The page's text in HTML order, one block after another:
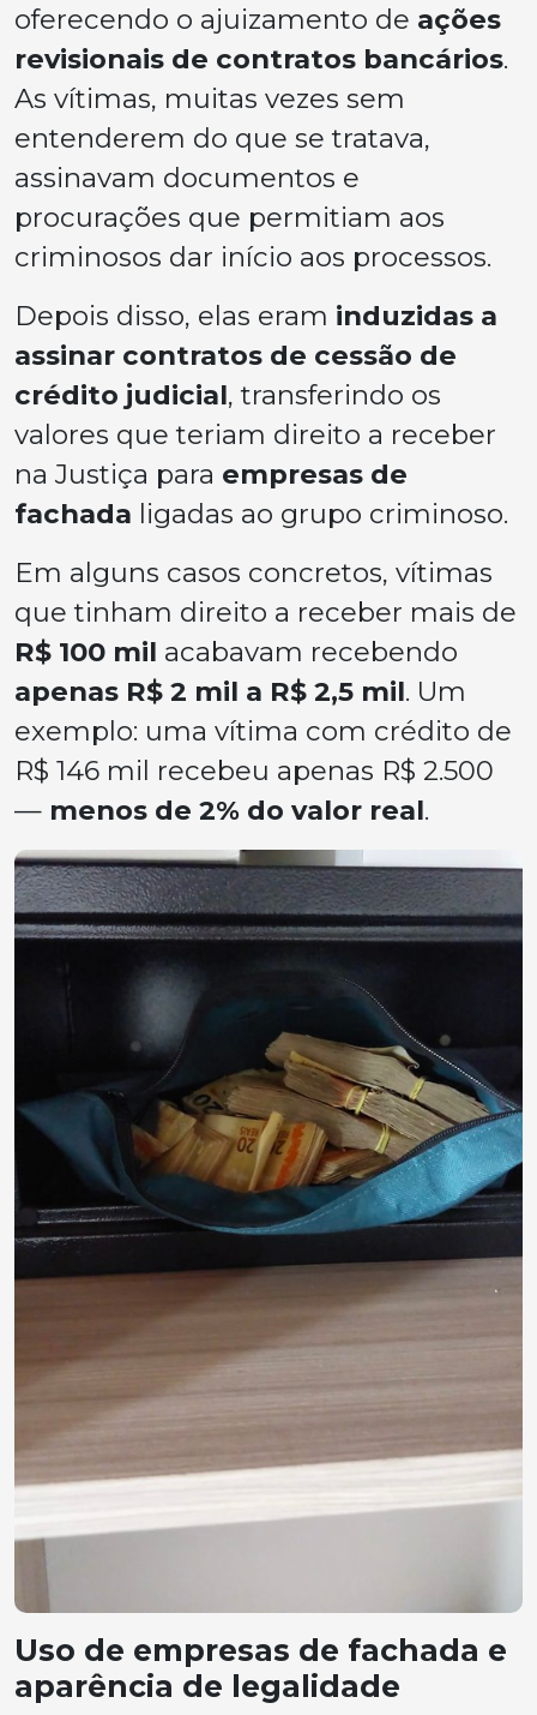
oferecendo o ajuizamento de ações
revisionais de contratos bancários.
As vítimas, muitas vezes sem
entenderem do que se tratava,
assinavam documentos e
procurações que permitiam aos
criminosos dar início aos processos.
Depois disso, elas eram induzidas a
assinar contratos de cessão de
crédito judicial, transferindo os
valores que teriam direito a receber
na Justiça para empresas de
fachada ligadas ao grupo criminoso.
Em alguns casos concretos, vítimas
que tinham direito a receber mais de
R$ 100 mil acabavam recebendo
apenas R$ 2 mil a R$ 2,5 mil. Um
exemplo: uma vítima com crédito de
R$ 146 mil recebeu apenas R$ 2.500
— menos de 2% do valor real.
Uso de empresas de fachada e
aparência de legalidade